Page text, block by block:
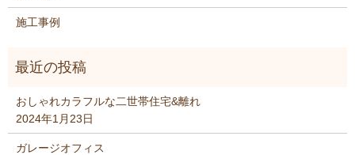
施工事例
おしゃれカラフルな二世帯住宅&離れ
2024年1月23日
ガレージオフィス